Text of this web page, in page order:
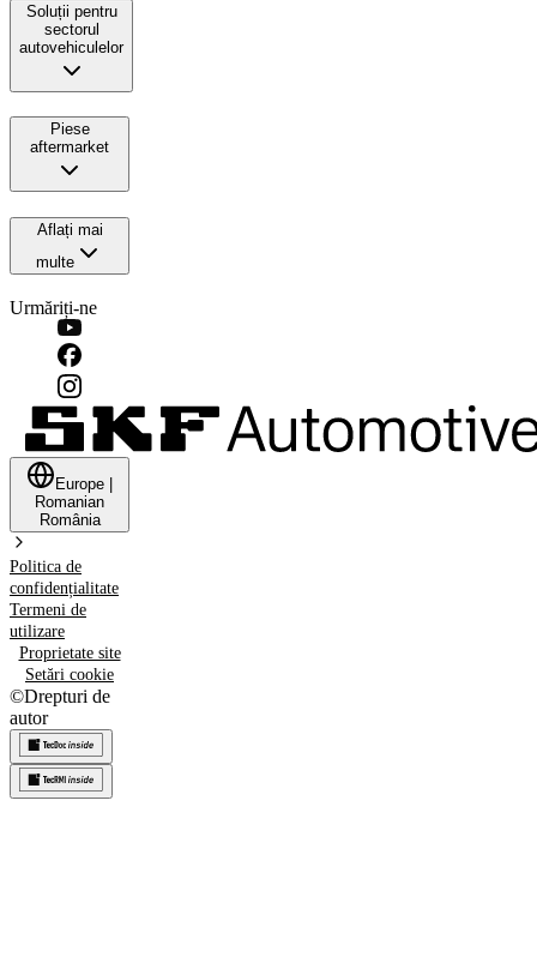
Soluții pentru
sectorul
autovehiculelor
Piese
aftermarket
Aflați mai
multe
Urmăriți-ne
Europe
Romanian
România
Politica de
confidențialitate
Termeni de
utilizare
Proprietate site
Setări cookie
©Drepturi de
autor